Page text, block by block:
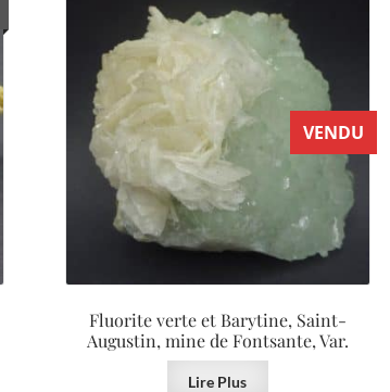
VENDU
Fluorite verte et Barytine, Saint-
Augustin, mine de Fontsante, Var.
Lire Plus